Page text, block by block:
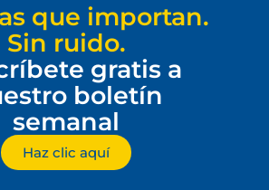
que importan.
Sin ruido.
gratis a
boletín
semanal
Haz clic aquí